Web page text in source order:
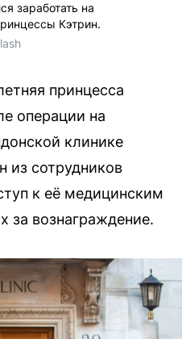
заработать на
Кэтрин.
принцесса
операции на
клинике
из сотрудников
к её медицинским
за вознаграждение.